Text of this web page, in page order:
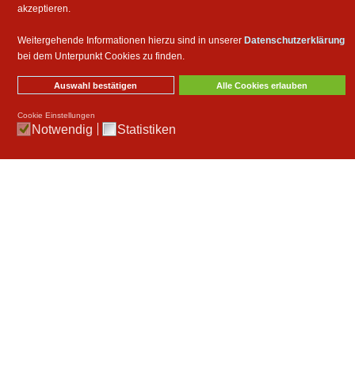
akzeptieren.
Weitergehende Informationen hierzu sind in unserer Datenschutzerklärung
bei dem Unterpunkt Cookies zu finden.
Auswahl bestätigen Alle Cookies erlauben
Cookie Einstellungen
Notwendig Statistiken